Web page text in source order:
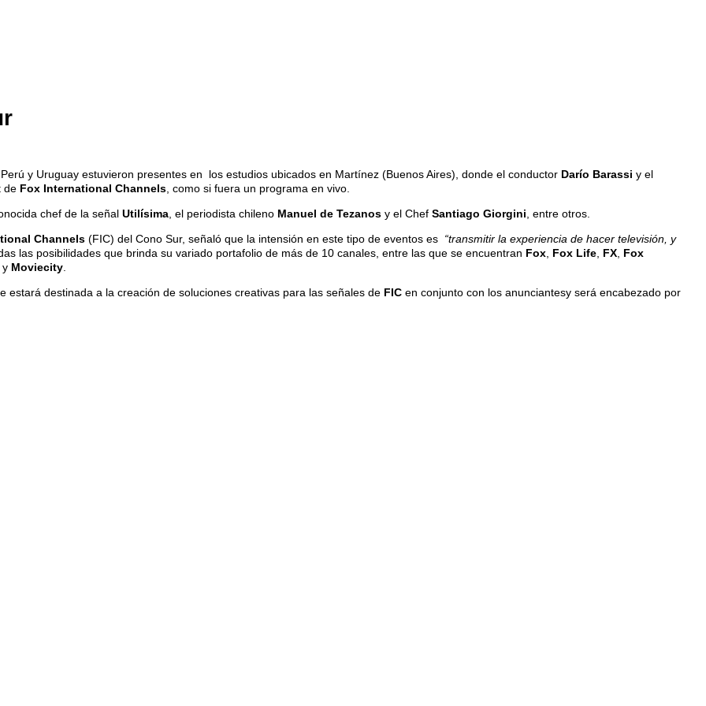
y Uruguay estuvieron presentes en los estudios ubicados en Martínez (Buenos Aires), donde el conductor Darío Barassi y el
de Fox International Channels , como si fuera un programa en vivo.
chef de la señal Utilísima , el periodista chileno Manuel de Tezanos y el Chef Santiago Giorgini , entre otros.
Channels (FIC) del Cono Sur, señaló que la intensión en este tipo de eventos es “transmitir la experiencia de hacer televisión, y
las posibilidades que brinda su variado portafolio de más de 10 canales, entre las que se encuentran Fox Fox Life FX Fox
y Moviecity
estará destinada a la creación de soluciones creativas para las señales de FIC en conjunto con los anunciantesy será encabezado por